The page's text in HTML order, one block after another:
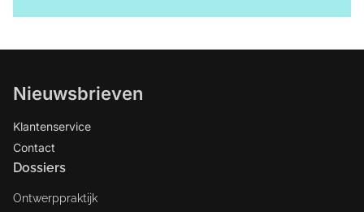
Nieuwsbrieven
Klantenservice
Contact
Dossiers
Ontwerppraktijk